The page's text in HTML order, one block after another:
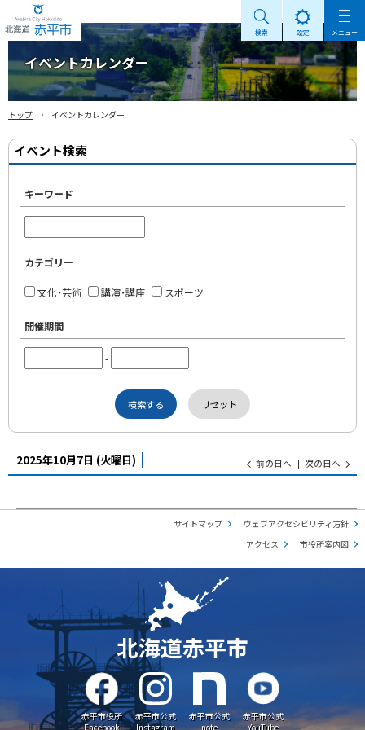
Akabira City Hokkaido 北海道 赤平市
検索 設定 メニュー
イベントカレンダー
トップ › イベントカレンダー
イベント検索
キーワード
カテゴリー
文化・芸術 講演・講座 スポーツ
開催期間
-
2025年10月7日 (火曜日) 前の日へ 次の日へ
サイトマップ
ウェブアクセシビリティ方針
アクセス
市役所案内図
北海道赤平市
赤平市役所
Facebook
赤平市公式
Instagram
赤平市公式
note
赤平市公式
YouTube